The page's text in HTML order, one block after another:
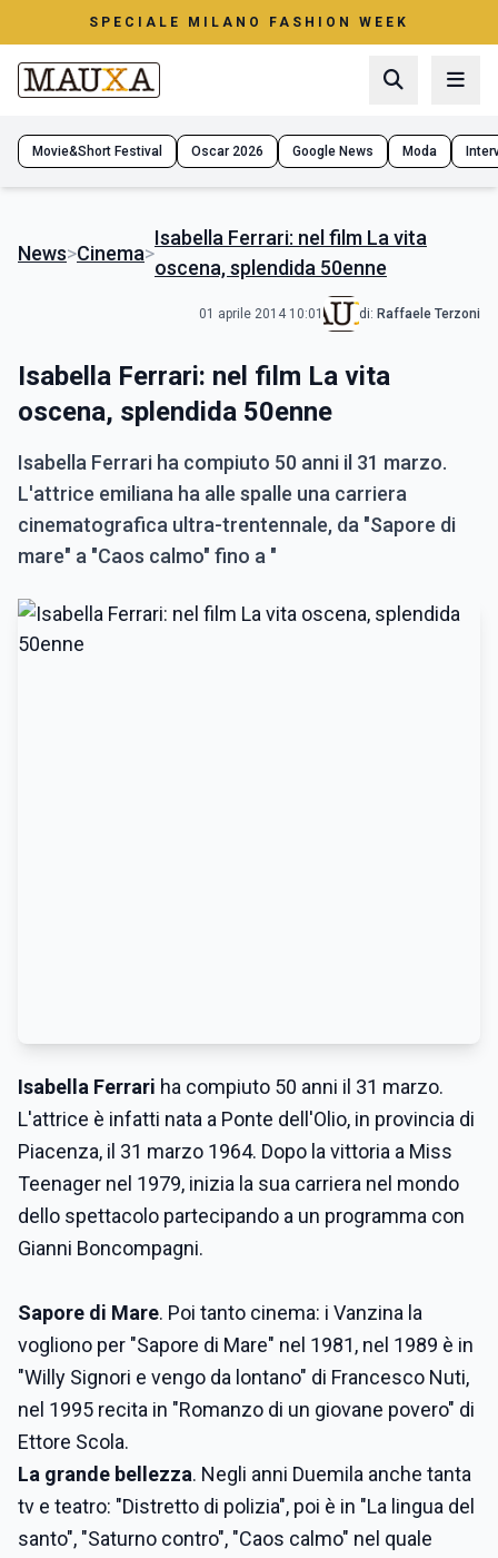
SPECIALE MILANO FASHION WEEK
Movie&Short Festival Oscar 2026 Google News Moda
News>Cinema>
Isabella Ferrari: nel film La vita
oscena, splendida 50enne
01 aprile 2014 10:01 di: Raffaele Terzoni
Isabella Ferrari: nel film La vita
oscena, splendida 50enne
Isabella Ferrari ha compiuto 50 anni il 31 marzo.
L'attrice emiliana ha alle spalle una carriera
cinematografica ultra-trentennale, da "Sapore di
mare" a "Caos calmo" fino a "
Isabella Ferrari ha compiuto 50 anni il 31 marzo.
L'attrice è infatti nata a Ponte dell'Olio, in provincia di
Piacenza, il 31 marzo 1964. Dopo la vittoria a Miss
Teenager nel 1979, inizia la sua carriera nel mondo
dello spettacolo partecipando a un programma con
Gianni Boncompagni.
Sapore di Mare. Poi tanto cinema: i Vanzina la
vogliono per "Sapore di Mare" nel 1981, nel 1989 è in
"Willy Signori e vengo da lontano" di Francesco Nuti,
nel 1995 recita in "Romanzo di un giovane povero" di
Ettore Scola.
La grande bellezza. Negli anni Duemila anche tanta
tv e teatro: "Distretto di polizia", poi è in "La lingua del
santo", "Saturno contro", "Caos calmo" nel quale